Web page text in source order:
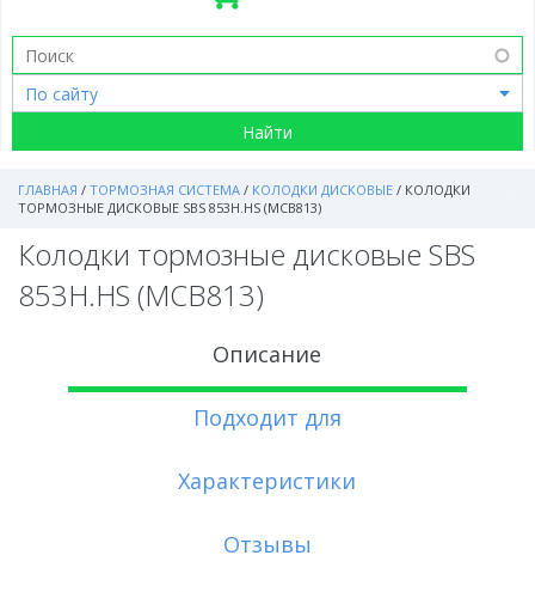
ГЛАВНАЯ / ТОРМОЗНАЯ СИСТЕМА / КОЛОДКИ ДИСКОВЫЕ / КОЛОДКИ
ТОРМОЗНЫЕ ДИСКОВЫЕ SBS 853H.HS (MCB813)
Колодки тормозные дисковые SBS
853H.HS (MCB813)
Описание
Подходит для
Характеристики
Отзывы